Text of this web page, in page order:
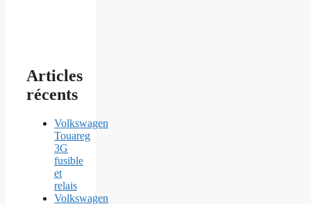
Articles
récents
Volkswagen
Touareg
3G
fusible
et
relais
Volkswagen